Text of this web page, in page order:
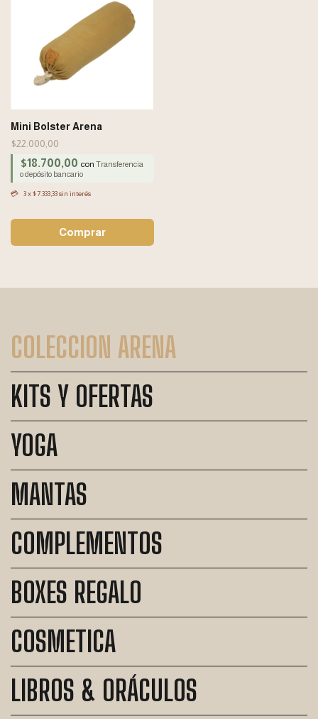
Mini Bolster Arena
$22.000,00
$18.700,00 con Transferencia
o depósito bancario
3x$7.333,33sin interés
COLECCION ARENA
KITS Y OFERTAS
YOGA
MANTAS
COMPLEMENTOS
BOXES REGALO
COSMETICA
LIBROS & ORÁCULOS